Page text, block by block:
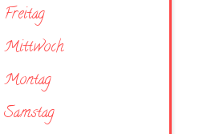
Mittwoch
Montag